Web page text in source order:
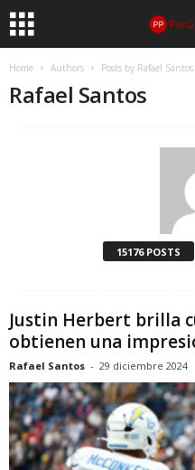
Home Authors Posts by Rafael Santos
Rafael Santos
15176 POSTS
Justin Herbert brilla
obtienen una
Rafael Santos - 29 diciembre 2024